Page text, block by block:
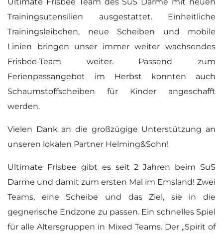
Ultimate Frisbee Team des SuS Darme mit neuen
Trainingsutensilien ausgestattet. Einheitliche
Trainingsleibchen, neue Scheiben und mobile
Linien bringen unser immer weiter wachsendes
Frisbee-Team weiter. Passend zum
Ferienpassangebot im Herbst konnten auch
Schaumstoffscheiben für Kinder angeschafft
werden.
Vielen Dank an die großzügige Unterstützung an
unseren lokalen Partner Helming&Sohn!
Ultimate Frisbee gibt es seit 2 Jahren beim SuS
Darme und damit zum ersten Mal im Emsland! Zwei
Teams, eine Scheibe und das Ziel, sie in die
gegnerische Endzone zu passen. Ein schnelles Spiel
für alle Altersgruppen in Mixed Teams. Der „Spirit of